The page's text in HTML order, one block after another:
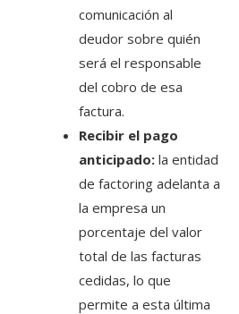
comunicación al
deudor sobre quién
será el responsable
del cobro de esa
factura.
Recibir el pago
anticipado: la entidad
de factoring adelanta a
la empresa un
porcentaje del valor
total de las facturas
cedidas, lo que
permite a esta última